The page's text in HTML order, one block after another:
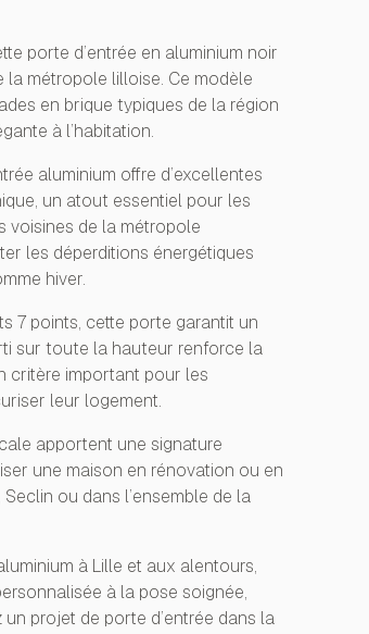
porte d’entrée en aluminium noir
métropole lilloise. Ce modèle
en brique typiques de la région
à l’habitation.
aluminium offre d’excellentes
un atout essentiel pour les
voisines de la métropole
les déperditions énergétiques
hiver.
7 points, cette porte garantit un
sur toute la hauteur renforce la
critère important pour les
leur logement.
apportent une signature
une maison en rénovation ou en
ou dans l’ensemble de la
à Lille et aux alentours,
à la pose soignée,
projet de porte d’entrée dans la